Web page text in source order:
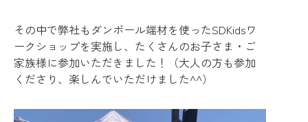
その中で弊社もダンボール端材を使ったSDKidsワ
ークショップを実施し、たくさんのお子さま・ご
家族様に参加いただきました！（大人の方も参加
くださり、楽しんでいただけました^^）